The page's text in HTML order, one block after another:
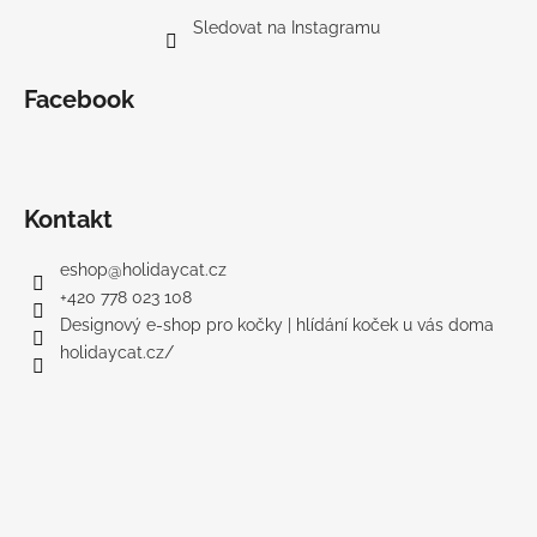
Sledovat na Instagramu
Facebook
Kontakt
eshop@holidaycat.cz
+420 778 023 108
Designový e-shop pro kočky | hlídání koček u vás doma
holidaycat.cz/